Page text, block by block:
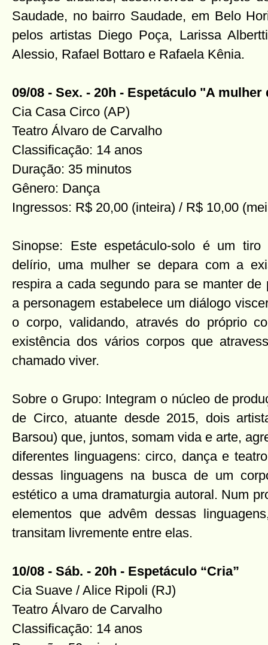
Saudade, no bairro Saudade, em Belo
pelos artistas Diego Poça, Larissa
Alessio, Rafael Bottaro e Rafaela Kênia.
09/08 - Sex. - 20h - Espetáculo "A
Cia Casa Circo (AP)
Teatro Álvaro de Carvalho
Classificação: 14 anos
Duração: 35 minutos
Gênero: Dança
Ingressos: R$ 20,00 (inteira) / R$ 10,00
Sinopse: Este espetáculo-solo é um
delírio, uma mulher se depara com a
respira a cada segundo para se manter
a personagem estabelece um diálogo
o corpo, validando, através do próprio
existência dos vários corpos que
chamado viver.
Sobre o Grupo: Integram o núcleo de
de Circo, atuante desde 2015, dois
Barsou) que, juntos, somam vida e arte,
diferentes linguagens: circo, dança e
dessas linguagens na busca de um
estético a uma dramaturgia autoral. Num
elementos que advêm dessas
transitam livremente entre elas.
10/08 - Sáb. - 20h - Espetáculo “Cria”
Cia Suave / Alice Ripoli (RJ)
Teatro Álvaro de Carvalho
Classificação: 14 anos